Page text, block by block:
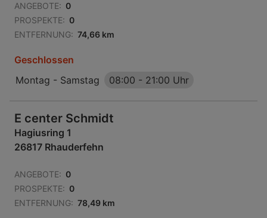
ANGEBOTE: 0
PROSPEKTE: 0
ENTFERNUNG: 74,66 km
Geschlossen
Montag - Samstag
08:00 - 21:00 Uhr
E center Schmidt
Hagiusring 1
26817 Rhauderfehn
ANGEBOTE: 0
PROSPEKTE: 0
ENTFERNUNG: 78,49 km